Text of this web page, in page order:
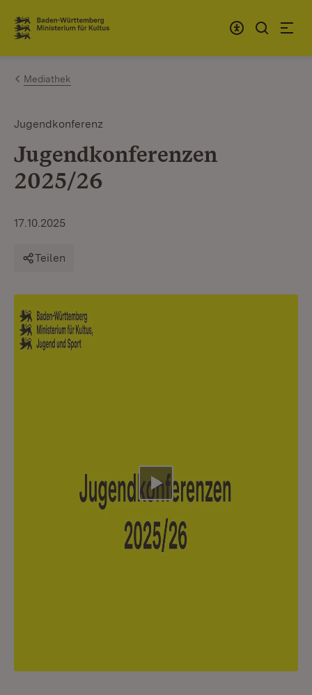
Zum Inhalt springen
Link zur Startseite
Mediathek
Jugendkonferenz
Jugendkonferenzen
2025/26
17.10.2025
Teilen
Video abspielen